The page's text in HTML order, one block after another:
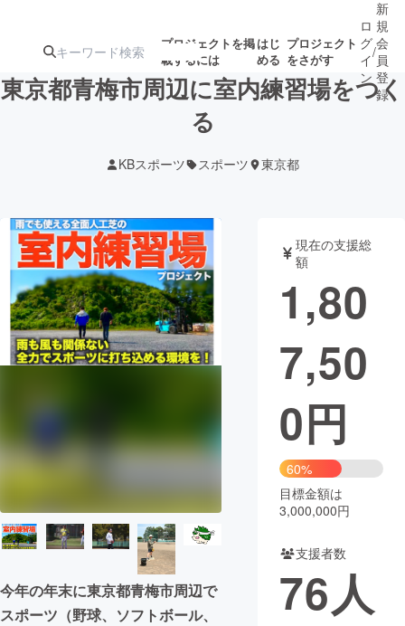
プロジェクトを掲
載するには
はじ
める
プロジェクト
をさがす
ターン
ジェクト
募集終了が近いプ
ロジェクト
アート・写真 音楽
テクノロジー・ガジェット ゲーム・サ
映像・映画
まちづくり・地域活性化
CAMPFIRE for Social Good CAMPFIRE Creation
CAMPFIREふるさと納税
コミュニティ
ロ
グ
イ
ン
/
新
規
会
員
登
録
東京都青梅市周辺に室内練習場をつく
る
KBスポーツ スポーツ 東京都
今年の年末に東京都青梅市周辺で
スポーツ（野球、ソフトボール、
現在の支援総
額
1,80
7,50
0円
60%
目標金額は
3,000,000円
支援者数
76人